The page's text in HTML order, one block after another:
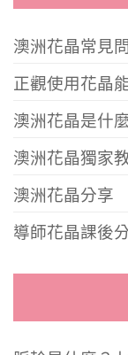
澳洲花晶常見
正觀使用花晶
澳洲花晶是什
澳洲花晶獨家
澳洲花晶分享
導師花晶課後